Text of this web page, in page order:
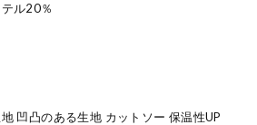
ル20％
凹凸のある生地 カットソー 保温性UP